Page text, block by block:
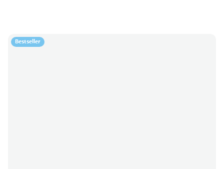
Bestseller